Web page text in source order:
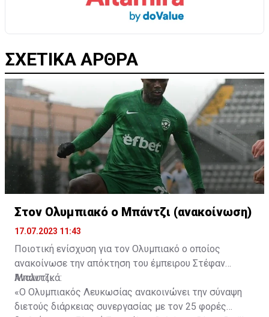
ΣΧΕΤΙΚΑ ΑΡΘΡΑ
Στον Ολυμπιακό ο Μπάντζι (ανακοίνωση)
17.07.2023 11:43
Ποιοτική ενίσχυση για τον Ολυμπιακό ο οποίος
ανακοίνωσε την απόκτηση του έμπειρου Στέφαν
Μπάντζι.
Αναλυτικά:
«Ο Ολυμπιακός Λευκωσίας ανακοινώνει την σύναψη
διετούς διάρκειας συνεργασίας με τον 25 φορές